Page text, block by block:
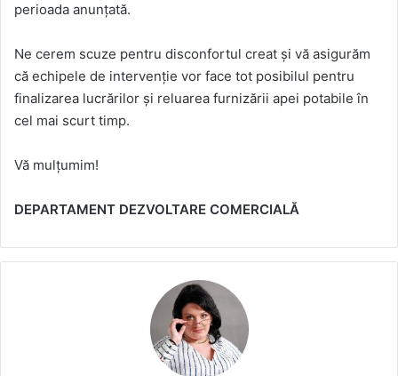
perioada anunțată.
Ne cerem scuze pentru disconfortul creat și vă asigurăm
că echipele de intervenție vor face tot posibilul pentru
finalizarea lucrărilor și reluarea furnizării apei potabile în
cel mai scurt timp.
Vă mulțumim!
DEPARTAMENT DEZVOLTARE COMERCIALĂ